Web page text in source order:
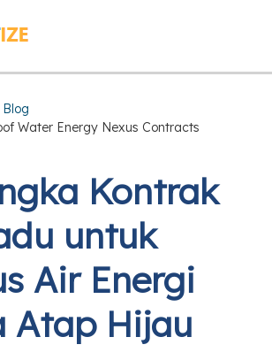
Blog
Water Energy Nexus Contracts
Kontrak
untuk
Air Energi
Atap Hijau